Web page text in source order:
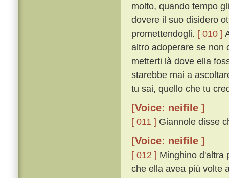
molto, quando tempo
dovere il suo disidero
promettendogli. [ 010 ]
altro adoperare se non
metterti là dove ella
starebbe mai a
tu sai, quello che tu
[Voice: neifile ]
[ 011 ] Giannole disse
[Voice: neifile ]
[ 012 ] Minghino d'altra
che ella avea piú volte